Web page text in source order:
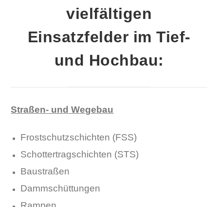
vielfältigen
Einsatzfelder im Tief-
und Hochbau:
Straßen- und Wegebau
Frostschutzschichten (FSS)
Schottertragschichten (STS)
Baustraßen
Dammschüttungen